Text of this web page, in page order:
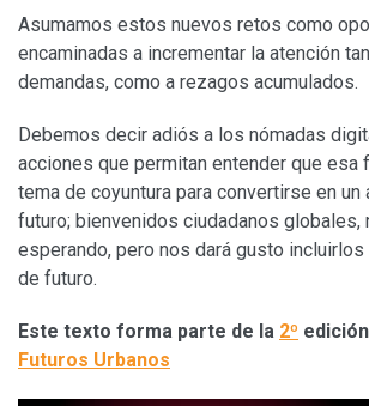
Asumamos estos nuevos retos como
encaminadas a incrementar la atención
demandas, como a rezagos acumulados.
Debemos decir adiós a los nómadas
acciones que permitan entender que esa
tema de coyuntura para convertirse en un
futuro; bienvenidos ciudadanos globales,
esperando, pero nos dará gusto
de futuro.
Este texto forma parte de la 2º
Futuros Urbanos